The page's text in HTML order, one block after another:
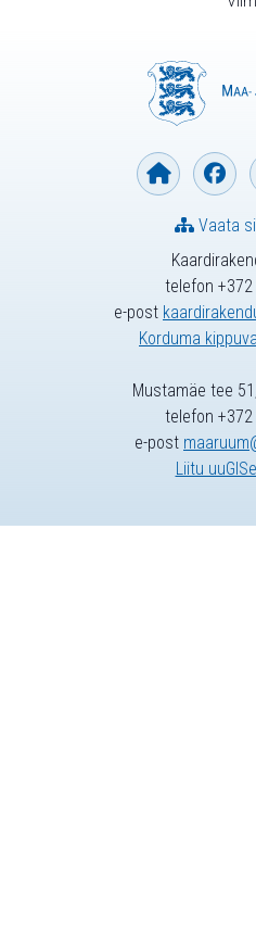
telefon
e-post
Korduma
Vaata
Mustamäe tee
telefon
e-post
Liitu